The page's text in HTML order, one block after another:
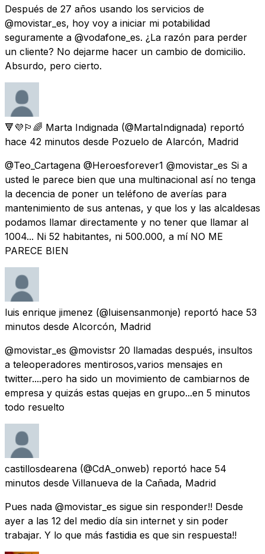
Después de 27 años usando los servicios de
@movistar_es, hoy voy a iniciar mi potabilidad
seguramente a @vodafone_es. ¿La razón para perder
un cliente? No dejarme hacer un cambio de domicilio.
Absurdo, pero cierto.
🔻💜🏳️‍🌈 Marta Indignada (@MartaIndignada) reportó
hace 42 minutos desde Pozuelo de Alarcón, Madrid
@Teo_Cartagena @Heroesforever1 @movistar_es Si a
usted le parece bien que una multinacional así no tenga
la decencia de poner un teléfono de averías para
mantenimiento de sus antenas, y que los y las alcaldesas
podamos llamar directamente y no tener que llamar al
1004... Ni 52 habitantes, ni 500.000, a mí NO ME
PARECE BIEN
luis enrique jimenez (@luisensanmonje) reportó hace 53
minutos desde Alcorcón, Madrid
@movistar_es @movistsr 20 llamadas después, insultos
a teleoperadores mentirosos,varios mensajes en
twitter....pero ha sido un movimiento de cambiarnos de
empresa y quizás estas quejas en grupo...en 5 minutos
todo resuelto
castillosdearena (@CdA_onweb) reportó hace 54
minutos desde Villanueva de la Cañada, Madrid
Pues nada @movistar_es sigue sin responder!! Desde
ayer a las 12 del medio día sin internet y sin poder
trabajar. Y lo que más fastidia es que sin respuesta!!